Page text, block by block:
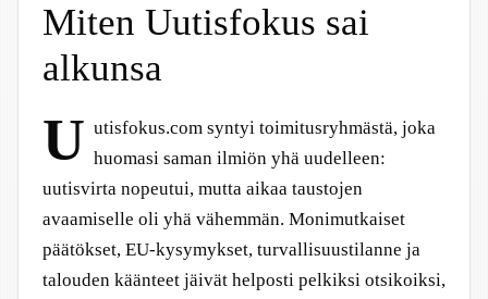
Miten Uutisfokus sai
alkunsa
U utisfokus.com syntyi toimitusryhmästä, joka
huomasi saman ilmiön yhä uudelleen:
uutisvirta nopeutui, mutta aikaa taustojen
avaamiselle oli yhä vähemmän. Monimutkaiset
päätökset, EU-kysymykset, turvallisuustilanne ja
talouden käänteet jäivät helposti pelkiksi otsikoiksi,